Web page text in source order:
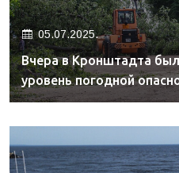
05.07.2025.
Вчера в Кронштадта
уровень погодной